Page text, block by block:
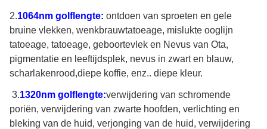
2.1064nm golflengte: ontdoen van sproeten en gele
bruine vlekken, wenkbrauwtatoeage, mislukte ooglijn
tatoeage, tatoeage, geboortevlek en Nevus van Ota,
pigmentatie en leeftijdsplek, nevus in zwart en blauw,
scharlakenrood,diepe koffie, enz.. diepe kleur.
3.1320nm golflengte:verwijdering van schromende
poriën, verwijdering van zwarte hoofden, verlichting en
bleking van de huid, verjonging van de huid, verwijdering